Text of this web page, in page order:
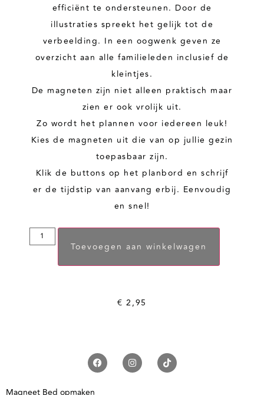
efficiënt te ondersteunen. Door de
illustraties spreekt het gelijk tot de
verbeelding. In een oogwenk geven ze
overzicht aan alle familieleden inclusief de
kleintjes.
De magneten zijn niet alleen praktisch maar
zien er ook vrolijk uit.
Zo wordt het plannen voor iedereen leuk!
Kies de magneten uit die van op jullie gezin
toepasbaar zijn.
Klik de buttons op het planbord en schrijf
er de tijdstip van aanvang erbij. Eenvoudig
en snel!
Toevoegen aan winkelwagen
€ 2,95
Magneet Bed opmaken